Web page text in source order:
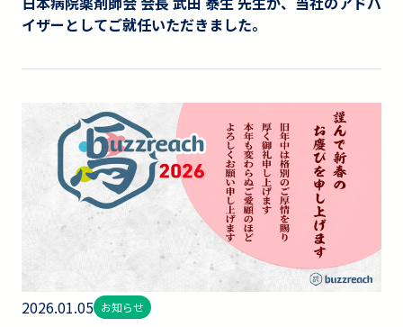
イザーとしてご就任いただきました。
2026.01.05 お知らせ